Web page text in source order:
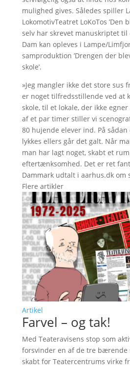
mulighed gives. Således spiller
LokomotivTeatret LoKoTos ’Den
selv har skrevet manuskriptet til
Dam kan opleves i Lampe/
samproduktion ’Drengen der
skole’.
»Jeg mangler ikke det store sus
er noget tilfredsstillende ved at
skole, til et lokale, der ikke
af et par timer stiller vi
80 hujende elever ind. På sådan
lykkes ellers går det galt. Når
man har lagt noget, skabt et
eftertænksomhed. Det er ret
Dammark udtalt i aarhus.dk om
Flere artikler
Artikel
Farvel – og tak!
Med Teateravisens stop som
forsvinder en af de tre bærende
skabt for Teatercentrums virke